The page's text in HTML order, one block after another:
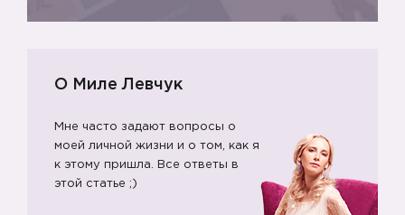
О Миле Левчук
Мне часто задают вопросы о
моей личной жизни и о том, как я
к этому пришла. Все ответы в
этой статье ;)